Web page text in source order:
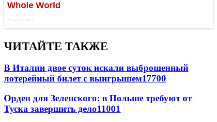
ЧИТАЙТЕ ТАКЖЕ
В Италии двое суток искали выброшенный
лотерейный билет с выигрышем17700
Орден для Зеленского: в Польше требуют от
Туска завершить дело11001